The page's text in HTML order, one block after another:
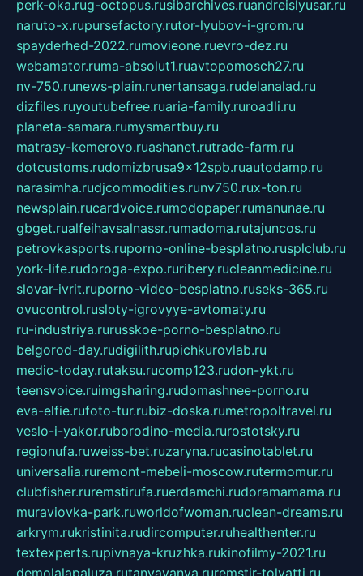
perk-oka.rug-octopus.rusibarchives.ruandreislyusar.ru
naruto-x.rupursefactory.rutor-lyubov-i-grom.ru
spayderhed-2022.rumovieone.ruevro-dez.ru
webamator.ruma-absolut1.ruavtopomosch27.ru
nv-750.runews-plain.runertansaga.rudelanalad.ru
dizfiles.ruyoutubefree.ruaria-family.ruroadli.ru
planeta-samara.rumysmartbuy.ru
matrasy-kemerovo.ruashanet.rutrade-farm.ru
dotcustoms.rudomizbrusa9x12spb.ruautodamp.ru
narasimha.rudjcommodities.runv750.rux-ton.ru
newsplain.rucardvoice.rumodopaper.rumanunae.ru
gbget.rualfeihavsalnassr.rumadoma.rutajuncos.ru
petrovkasports.ruporno-online-besplatno.rusplclub.ru
york-life.rudoroga-expo.ruribery.rucleanmedicine.ru
slovar-ivrit.ruporno-video-besplatno.ruseks-365.ru
ovucontrol.rusloty-igrovyye-avtomaty.ru
ru-industriya.rurusskoe-porno-besplatno.ru
belgorod-day.rudigilith.rupichkurovlab.ru
medic-today.rutaksu.rucomp123.rudon-ykt.ru
teensvoice.ruimgsharing.rudomashnee-porno.ru
eva-elfie.rufoto-tur.rubiz-doska.rumetropoltravel.ru
veslo-i-yakor.ruborodino-media.rurostotsky.ru
regionufa.ruweiss-bet.ruzaryna.rucasinotablet.ru
universalia.ruremont-mebeli-moscow.rutermomur.ru
clubfisher.ruremstirufa.ruerdamchi.rudoramamama.ru
muraviovka-park.ruworldofwoman.ruclean-dreams.ru
arkrym.rukristinita.rudircomputer.ruhealthenter.ru
textexperts.rupivnaya-kruzhka.rukinofilmy-2021.ru
demolalapaluza.rutanyavanya.ruremstir-tolyatti.ru